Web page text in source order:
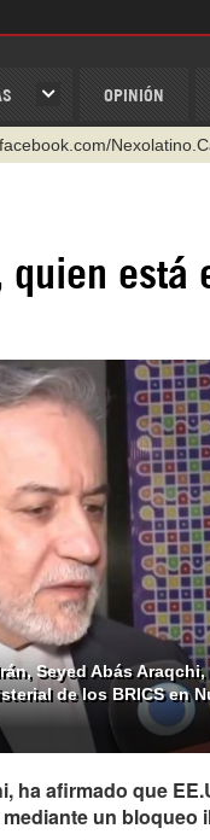
OPINIÓN
nexo_latino
c/hispantv
hispan_tv
quien
Seyed Abás
de los BRICS en
ha afirmado que
un bloqueo